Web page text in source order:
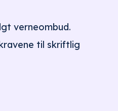
verneombud.
til skriftlig